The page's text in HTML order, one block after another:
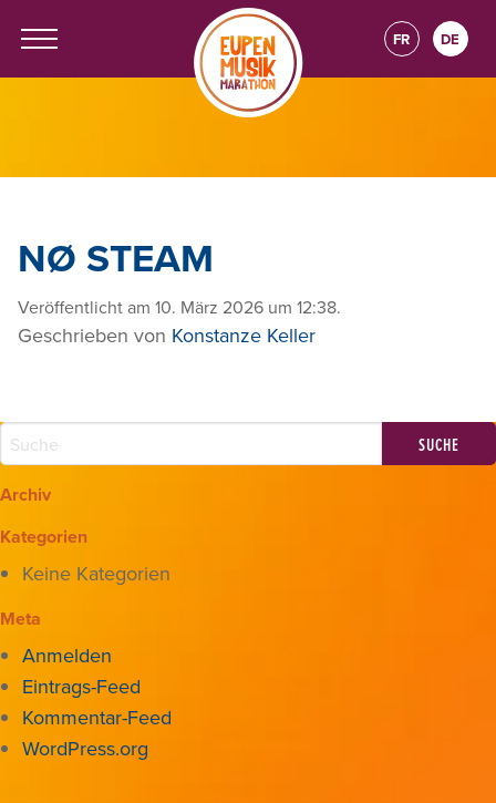
FR DE
NØ STEAM
Veröffentlicht am 10. März 2026 um 12:38.
Geschrieben von Konstanze Keller
Archiv
Kategorien
Keine Kategorien
Meta
Anmelden
Eintrags-Feed
Kommentar-Feed
WordPress.org